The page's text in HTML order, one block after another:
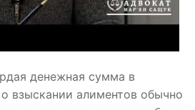
денежная сумма в
взыскании алиментов обычно